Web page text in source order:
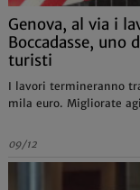
Genova, al via i
Boccadasse, uno
turisti
I lavori termineranno
mila euro. Migliorate
09/12